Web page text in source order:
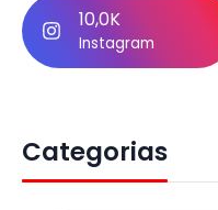
10,0K
Instagram
Categorias